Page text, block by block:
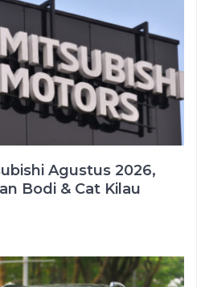
Agustus 2026,
Bodi & Cat Kilau